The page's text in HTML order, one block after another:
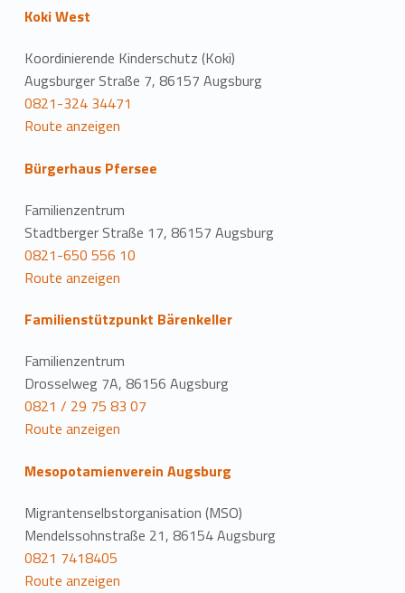
Koki West
Koordinierende Kinderschutz (Koki)
Augsburger Straße 7, 86157 Augsburg
0821-324 34471
Route anzeigen
Bürgerhaus Pfersee
Familienzentrum
Stadtberger Straße 17, 86157 Augsburg
0821-650 556 10
Route anzeigen
Familienstützpunkt Bärenkeller
Familienzentrum
Drosselweg 7A, 86156 Augsburg
0821 / 29 75 83 07
Route anzeigen
Mesopotamienverein Augsburg
Migrantenselbstorganisation (MSO)
Mendelssohnstraße 21, 86154 Augsburg
0821 7418405
Route anzeigen